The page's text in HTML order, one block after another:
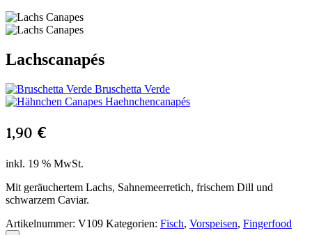
Lachscanapés
Bruschetta Verde
Haehnchencanapés
1,90 €
inkl. 19 % MwSt.
Mit geräuchertem Lachs, Sahnemeerretich, frischem Dill und
schwarzem Caviar.
Artikelnummer: V109 Kategorien: Fisch, Vorspeisen, Fingerfood